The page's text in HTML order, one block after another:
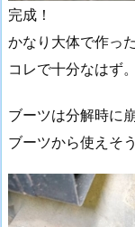
完成！
かなり大体で作っ
コレで十分なはず。
ブーツは分解時に
ブーツから使えそ